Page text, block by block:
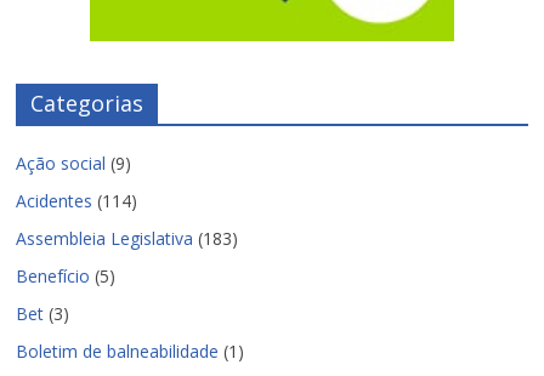
Categorias
Ação social (9)
Acidentes (114)
Assembleia Legislativa (183)
Benefício (5)
Bet (3)
Boletim de balneabilidade (1)